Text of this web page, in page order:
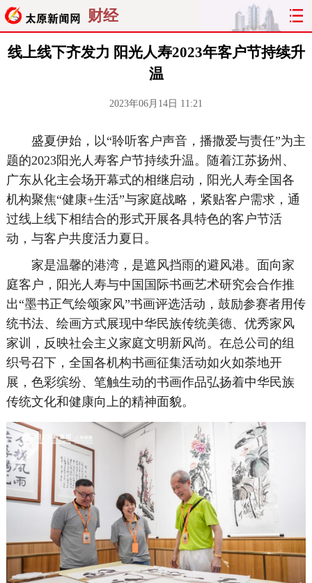
财经
线上线下齐发力 阳光人寿2023年客户节持续升
温
2023年06月14日 11:21
盛夏伊始，以“聆听客户声音，播撒爱与责任”为主
题的2023阳光人寿客户节持续升温。随着江苏扬州、
广东从化主会场开幕式的相继启动，阳光人寿全国各
机构聚焦“健康+生活”与家庭战略，紧贴客户需求，通
过线上线下相结合的形式开展各具特色的客户节活
动，与客户共度活力夏日。
家是温馨的港湾，是遮风挡雨的避风港。面向家
庭客户，阳光人寿与中国国际书画艺术研究会合作推
出“墨书正气绘颂家风”书画评选活动，鼓励参赛者用传
统书法、绘画方式展现中华民族传统美德、优秀家风
家训，反映社会主义家庭文明新风尚。在总公司的组
织号召下，全国各机构书画征集活动如火如荼地开
展，色彩缤纷、笔触生动的书画作品弘扬着中华民族
传统文化和健康向上的精神面貌。